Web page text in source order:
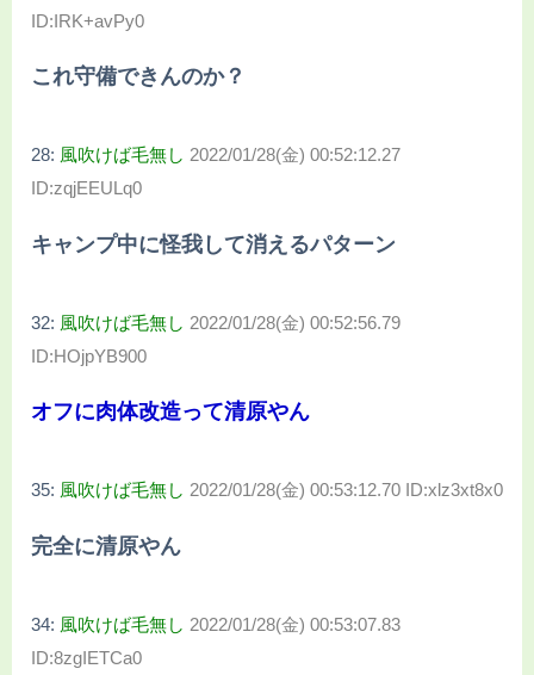
ID:IRK+avPy0
これ守備できんのか？
28: 風吹けば毛無し 2022/01/28(金) 00:52:12.27
ID:zqjEEULq0
キャンプ中に怪我して消えるパターン
32: 風吹けば毛無し 2022/01/28(金) 00:52:56.79
ID:HOjpYB900
オフに肉体改造って清原やん
35: 風吹けば毛無し 2022/01/28(金) 00:53:12.70 ID:xlz3xt8x0
完全に清原やん
34: 風吹けば毛無し 2022/01/28(金) 00:53:07.83
ID:8zgIETCa0